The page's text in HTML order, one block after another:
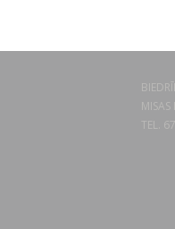
TEL.